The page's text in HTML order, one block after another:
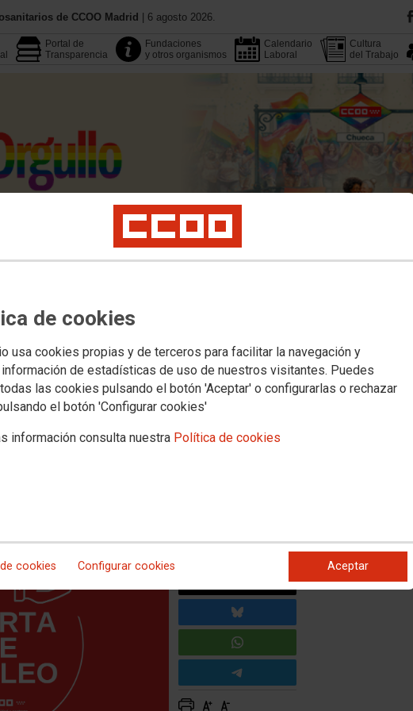
de cookies
usa cookies propias y de terceros para facilitar la navegación y
de estadísticas de uso de nuestros visitantes. Puedes
las cookies pulsando el botón 'Aceptar' o configurarlas o rechazar
el botón 'Configurar cookies'
información consulta nuestra Política de cookies
cookies Configurar cookies Aceptar
de CCOO Madrid | 6 agosto 2026.
Portal de
Transparencia
Fundaciones
y otros organismos
Calendario
Laboral
Cultura
del Trabajo
13
Otras ofertas de empleo
Universitario Infanta
torre
Hospitalaria mediante nombramiento estatutario de carácter